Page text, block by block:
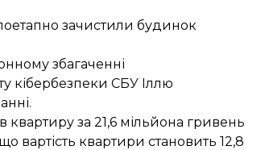
зачистили будинок
збагаченні
кібербезпеки СБУ Іллю
квартиру за 21,6 мільйона гривень
вартість квартири становить 12,8